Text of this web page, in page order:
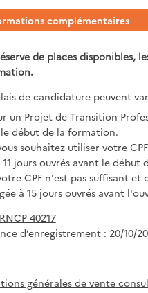
complémentaires
de places disponibles,
de candidature peuvent
un Projet de Transition
début de la formation.
souhaitez utiliser votre
11 jours ouvrés avant le
CPF n'est pas suffisant
à 15 jours ouvrés avant
40217
d’enregistrement : 20/10/
générales de vente